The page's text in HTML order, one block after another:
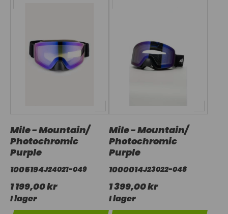
Mile - Mountain/
Photochromic
Purple
1005194J24021-049
1 199,00 kr
I lager
Mile - Mountain/
Photochromic
Purple
1000014J23022-048
1 399,00 kr
I lager